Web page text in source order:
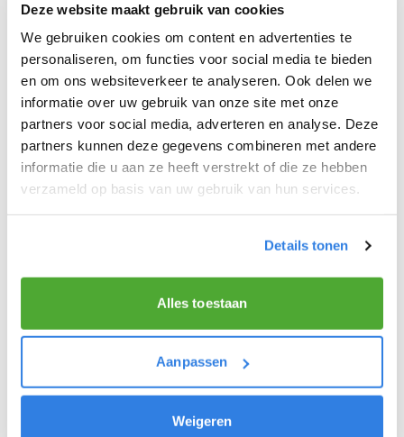
Deze website maakt gebruik van cookies
We gebruiken cookies om content en advertenties te
personaliseren, om functies voor social media te bieden
en om ons websiteverkeer te analyseren. Ook delen we
informatie over uw gebruik van onze site met onze
partners voor social media, adverteren en analyse. Deze
partners kunnen deze gegevens combineren met andere
informatie die u aan ze heeft verstrekt of die ze hebben
verzameld op basis van uw gebruik van hun services.
Details tonen
Alles toestaan
Aanpassen
Weigeren
we’d like to refer you to thekrantenbezorgen.nl
website. There, you can easily sign up to deliver
newspapers in Netterden.
We hope you can get started soon and wish you
the best of luck! 🚴‍♂️💨